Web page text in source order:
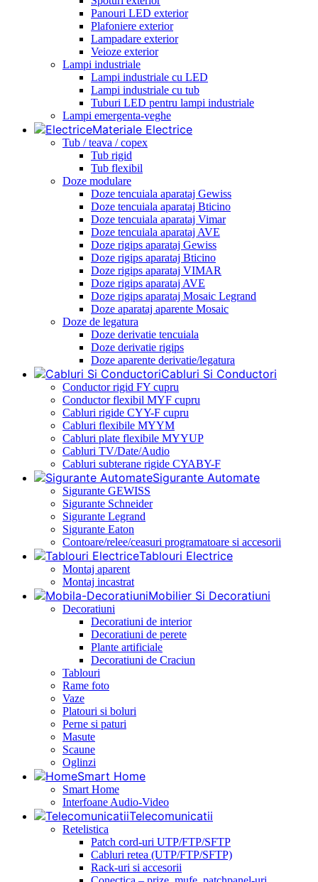
Panouri LED exterior
Plafoniere exterior
Lampadare exterior
Veioze exterior
Lampi industriale
Lampi industriale cu LED
Lampi industriale cu tub
Tuburi LED pentru lampi industriale
Lampi emergenta-veghe
Materiale Electrice
Tub / teava / copex
Tub rigid
Tub flexibil
Doze modulare
Doze tencuiala aparataj Gewiss
Doze tencuiala aparataj Bticino
Doze tencuiala aparataj Vimar
Doze tencuiala aparataj AVE
Doze rigips aparataj Gewiss
Doze rigips aparataj Bticino
Doze rigips aparataj VIMAR
Doze rigips aparataj AVE
Doze rigips aparataj Mosaic Legrand
Doze aparataj aparente Mosaic
Doze de legatura
Doze derivatie tencuiala
Doze derivatie rigips
Doze aparente derivatie/legatura
Cabluri Si Conductori
Conductor rigid FY cupru
Conductor flexibil MYF cupru
Cabluri rigide CYY-F cupru
Cabluri flexibile MYYM
Cabluri plate flexibile MYYUP
Cabluri TV/Date/Audio
Cabluri subterane rigide CYABY-F
Sigurante Automate
Sigurante GEWISS
Sigurante Schneider
Sigurante Legrand
Sigurante Eaton
Contoare/relee/ceasuri programatoare si accesorii
Tablouri Electrice
Montaj aparent
Montaj incastrat
Mobilier Si Decoratiuni
Decoratiuni
Decoratiuni de interior
Decoratiuni de perete
Plante artificiale
Decoratiuni de Craciun
Tablouri
Rame foto
Vaze
Platouri si boluri
Perne si paturi
Masute
Scaune
Oglinzi
Smart Home
Smart Home
Interfoane Audio-Video
Telecomunicatii
Retelistica
Patch cord-uri UTP/FTP/SFTP
Cabluri retea (UTP/FTP/SFTP)
Rack-uri si accesorii